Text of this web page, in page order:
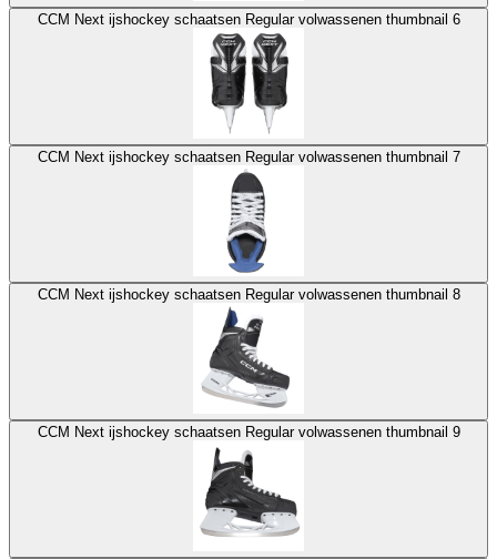
CCM Next ijshockey schaatsen Regular volwassenen thumbnail 6
CCM Next ijshockey schaatsen Regular volwassenen thumbnail 7
CCM Next ijshockey schaatsen Regular volwassenen thumbnail 8
CCM Next ijshockey schaatsen Regular volwassenen thumbnail 9